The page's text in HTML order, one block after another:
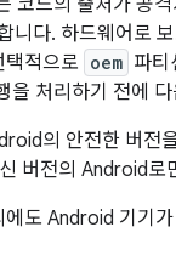
코드의 출처가 공
니다. 하드웨어로
택적으로 oem 파티
을 처리하기 전에
의 안전한 버전
버전의 Android
도 Android 기기